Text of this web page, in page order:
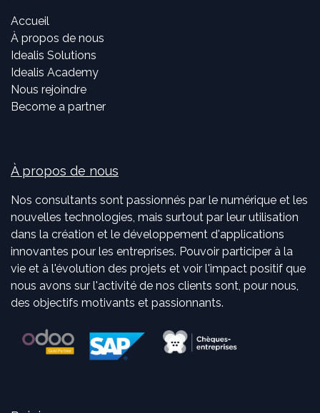
Accueil
À propos de nous
Idealis Solutions
Idealis Academy
Nous rejoindre
Become a partner
À propos de nous
Nos consultants sont passionnés par le numérique et les
nouvelles technologies, mais surtout par leur utilisation
dans la création et le développement d'applications
innovantes pour les entreprises. Pouvoir participer à la
vie et à l'évolution des projets et voir l'impact positif que
nous avons sur l'activité de nos clients sont, pour nous,
des objectifs motivants et passionnants.